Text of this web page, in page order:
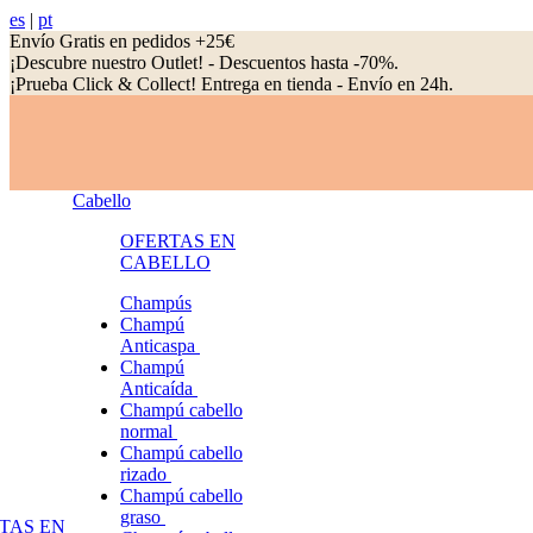
es | pt
Envío Gratis en pedidos +25€
¡Descubre nuestro Outlet! - Descuentos hasta -70%.
¡Prueba Click & Collect! Entrega en tienda - Envío en 24h.
EN
Cabello
OFERTAS EN
CABELLO
Champús
Champú
Anticaspa
Champú
Anticaída
Champú cabello
normal
Champú cabello
rizado
Champú cabello
graso